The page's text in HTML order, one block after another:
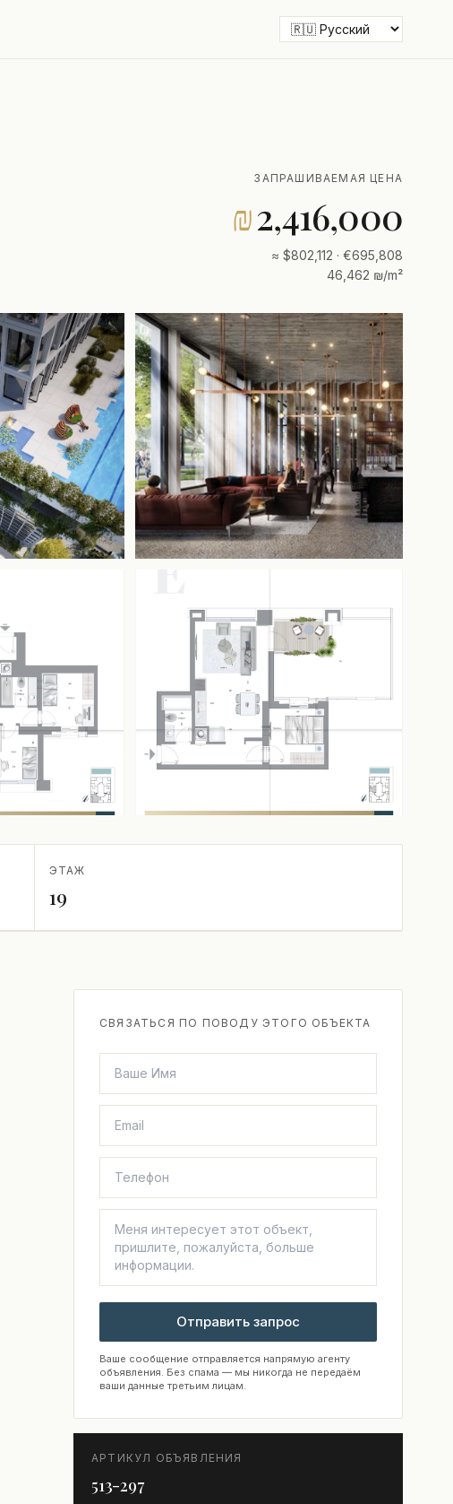
ЗАПРАШИВАЕМАЯ ЦЕНА
₪2,416,000
≈ $802,112 · €695,808
46,462 ₪/m²
ЭТАЖ
19
СВЯЗАТЬСЯ ПО ПОВОДУ ЭТОГО ОБЪЕКТА
Отправить запрос
Ваше сообщение отправляется напрямую агенту
объявления. Без спама — мы никогда не передаём
ваши данные третьим лицам.
АРТИКУЛ ОБЪЯВЛЕНИЯ
513-297